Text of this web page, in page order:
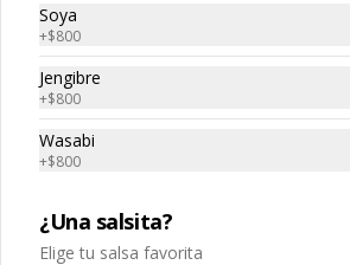
$5.040
Tako spicy 🌶️
Pulpo, spicy, palta
$5.670
Soya
+$800
Jengibre
+$800
Wasabi
+$800
¿Una salsita?
Elige tu salsa favorita